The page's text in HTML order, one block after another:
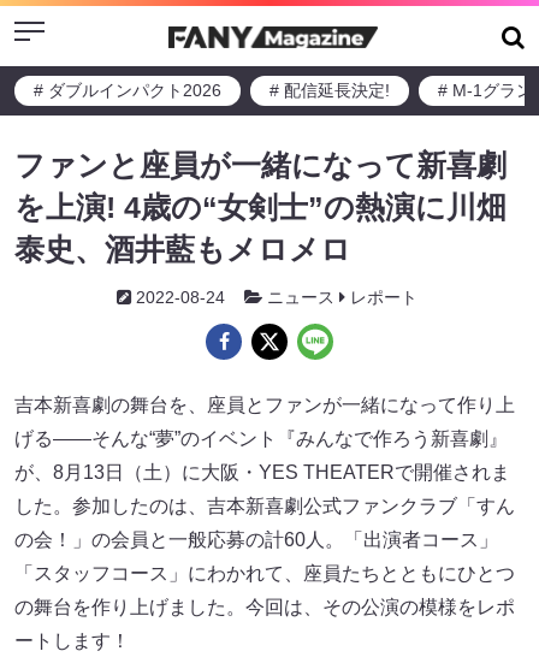
Menu
# ダブルインパクト2026 # 配信延長決定! # M-1グラン
ファンと座員が一緒になって新喜劇
を上演! 4歳の“女剣士”の熱演に川畑
泰史、酒井藍もメロメロ
2022-08-24 ニュース レポート
吉本新喜劇の舞台を、座員とファンが一緒になって作り上
げる――そんな“夢”のイベント『みんなで作ろう新喜劇』
が、8月13日（土）に大阪・YES THEATERで開催されま
した。参加したのは、吉本新喜劇公式ファンクラブ「すん
の会！」の会員と一般応募の計60人。「出演者コース」
「スタッフコース」にわかれて、座員たちとともにひとつ
の舞台を作り上げました。今回は、その公演の模様をレポ
ートします！